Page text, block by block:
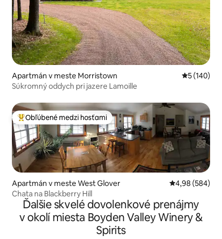
Apartmán v meste Morristown Priemerné
5 (140)
Súkromný oddych pri jazere Lamoille
Najobľúbenejšie medzi hosťami
Obľúbené medzi hosťami
Apartmán v meste West Glover Priemerné
4,98 (584)
Chata na Blackberry Hill
Ďalšie skvelé dovolenkové prenájmy
v okolí miesta Boyden Valley Winery &
Spirits